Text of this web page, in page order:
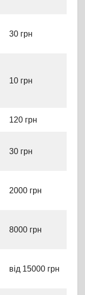
30 грн
10 грн
120 грн
30 грн
2000 грн
8000 грн
від 15000 грн